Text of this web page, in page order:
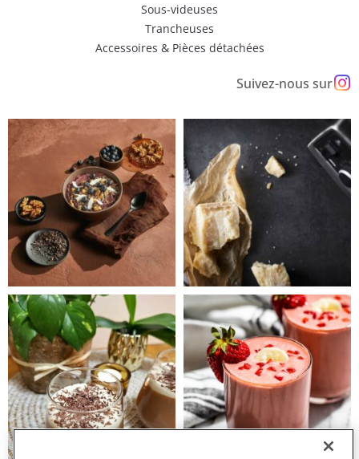
Sous-videuses
Trancheuses
Accessoires & Pièces détachées
Suivez-nous sur